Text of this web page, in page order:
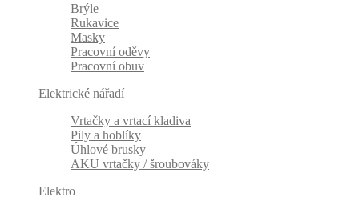
Brýle
Rukavice
Masky
Pracovní oděvy
Pracovní obuv
Elektrické nářadí
Vrtačky a vrtací kladiva
Pily a hoblíky
Úhlové brusky
AKU vrtačky / šroubováky
Elektro